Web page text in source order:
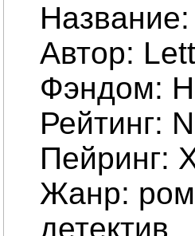
Автор:
Фэндом:
Рейтинг:
Пейринг:
Жанр:
детектив